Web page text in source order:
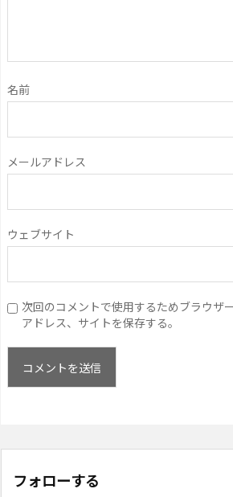
名前
メールアドレス
ウェブサイト
次回のコメントで使用するためブラウザ
アドレス、サイトを保存する。
フォローする